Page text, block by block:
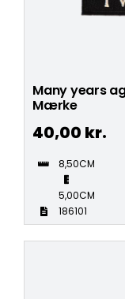
Many years
Mærke
40,00 kr.
8,50CM
5,00CM
186101